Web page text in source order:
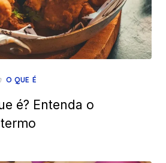
O QUE É
é? Entenda o